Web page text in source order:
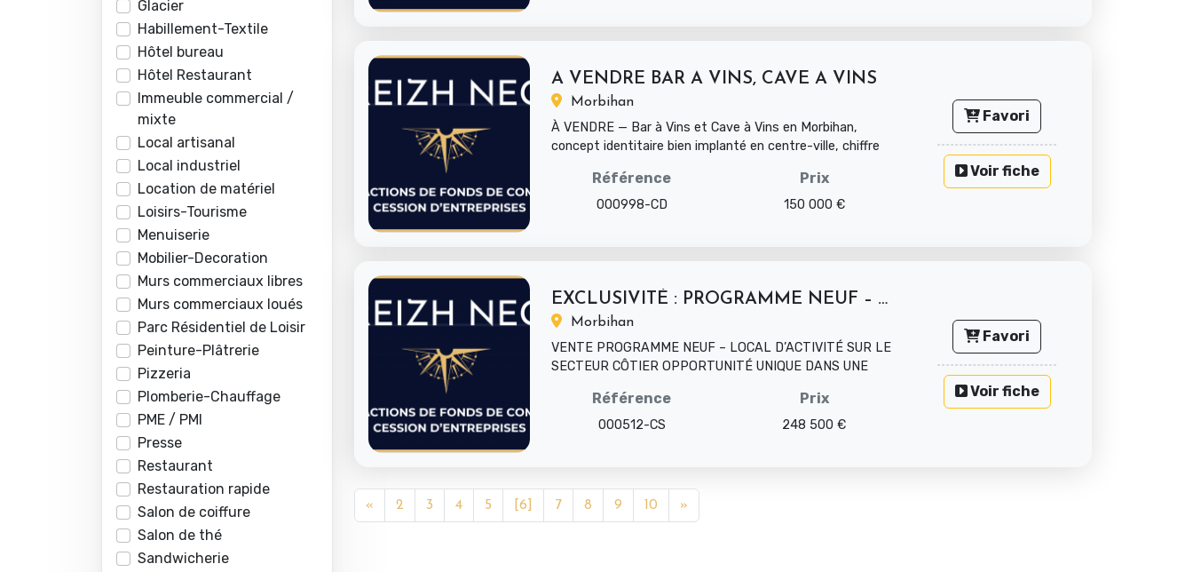
Glacier
Habillement-Textile
Hôtel bureau
Hôtel Restaurant
Immeuble commercial /
mixte
Local artisanal
Local industriel
Location de matériel
Loisirs-Tourisme
Menuiserie
Mobilier-Decoration
Murs commerciaux libres
Murs commerciaux loués
Parc Résidentiel de Loisir
Peinture-Plâtrerie
Pizzeria
Plomberie-Chauffage
PME / PMI
Presse
Restaurant
Restauration rapide
Salon de coiffure
Salon de thé
Sandwicherie
A VENDRE BAR A VINS, CAVE A VINS
Morbihan
À VENDRE — Bar à Vins et Cave à Vins en Morbihan,
concept identitaire bien implanté en centre-ville, chiffre
Référence
000998-CD
Prix
150 000 €
Favori
Voir fiche
EXCLUSIVITÉ : PROGRAMME NEUF – A...
Morbihan
VENTE PROGRAMME NEUF – LOCAL D’ACTIVITÉ SUR LE
SECTEUR CÔTIER OPPORTUNITÉ UNIQUE DANS UNE
Référence
000512-CS
Prix
248 500 €
Favori
Voir fiche
« 2 3 4 5 [6] 7 8 9 10 »